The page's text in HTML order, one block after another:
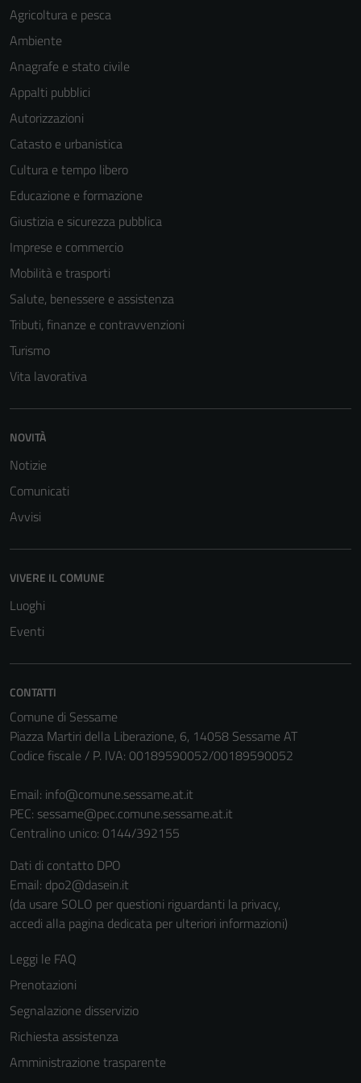
Agricoltura e pesca
Ambiente
Anagrafe e stato civile
Appalti pubblici
Autorizzazioni
Catasto e urbanistica
Cultura e tempo libero
Educazione e formazione
Giustizia e sicurezza pubblica
Imprese e commercio
Mobilità e trasporti
Salute, benessere e assistenza
Tributi, finanze e contravvenzioni
Turismo
Vita lavorativa
NOVITÀ
Notizie
Comunicati
Avvisi
VIVERE IL COMUNE
Luoghi
Eventi
CONTATTI
Comune di Sessame
Piazza Martiri della Liberazione, 6, 14058 Sessame AT
Codice fiscale / P. IVA: 00189590052/00189590052
Email: info@comune.sessame.at.it
PEC: sessame@pec.comune.sessame.at.it
Centralino unico: 0144/392155
Dati di contatto DPO
Email: dpo2@dasein.it
(da usare SOLO per questioni riguardanti la privacy,
accedi alla pagina dedicata per ulteriori informazioni)
Leggi le FAQ
Prenotazioni
Segnalazione disservizio
Richiesta assistenza
Amministrazione trasparente
Questi cookie
sono necessari